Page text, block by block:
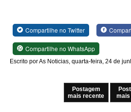
Compartilhe no Twitter
Compartilhe no WhatsApp
Escrito por As Noticias, quarta-feira, 24 de
Postagem
mais recente
mais